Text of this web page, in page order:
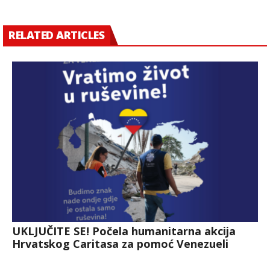
RELATED ARTICLES
UKLJUČITE SE! Počela humanitarna akcija
Hrvatskog Caritasa za pomoć Venezueli